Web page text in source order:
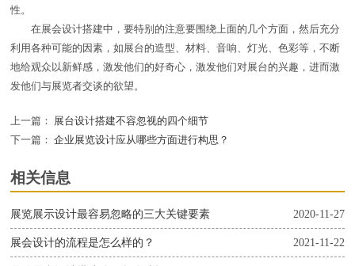
性。
在展会设计搭建中，要特别的注意要围绕上面的几个方面，然后充分
利用各种可能的因素，如展台的造型、材料、音响、灯光、色彩等，不断
地给观众以新鲜感，激发他们的好奇心，激发他们对展台的兴趣，进而激
发他们与展览者交谈的欲望。
上一篇：
展台设计搭建不容忽视的四个细节
下一篇： 企业展览设计应从哪些方面进行构思？
相关信息
2020-11-27
展览展示设计最容易忽略的三大关键要素
2021-11-22
展会设计的流程是怎么样的？